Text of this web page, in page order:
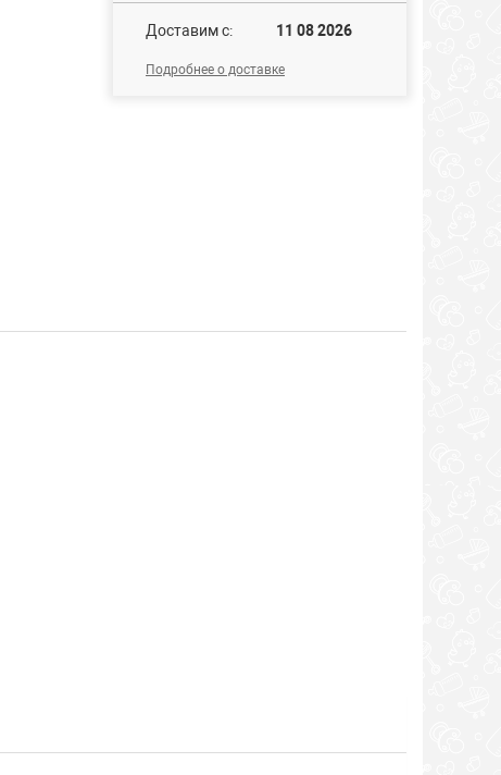
Доставим c: 11 08 2026
Подробнее о доставке